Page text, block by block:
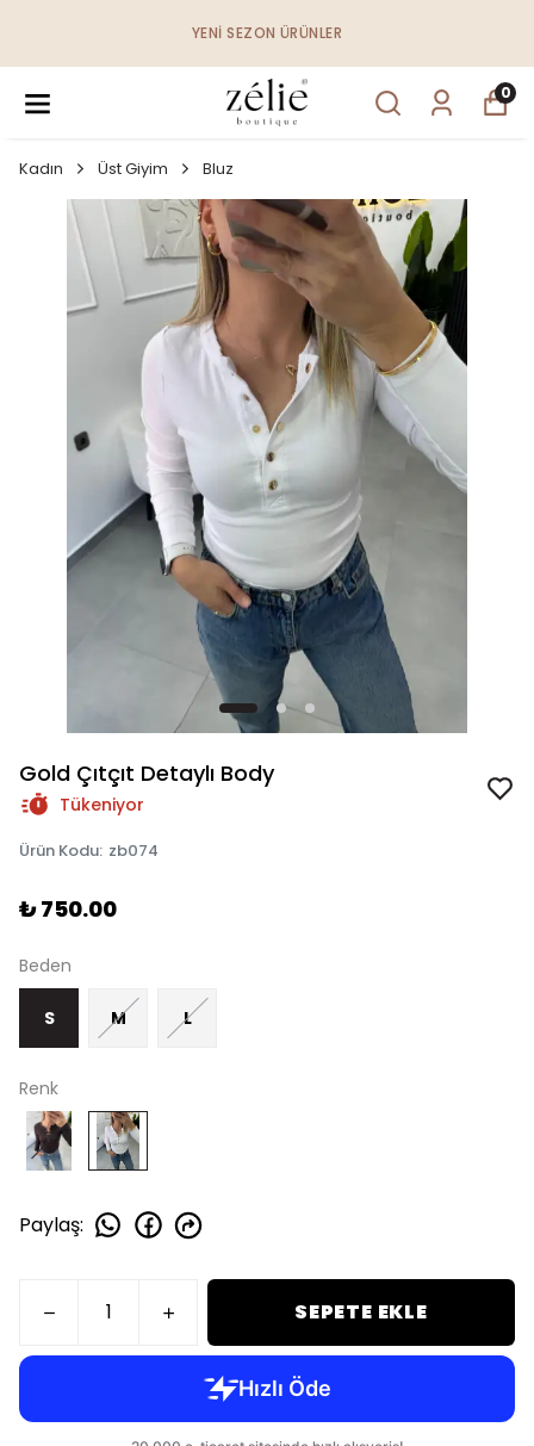
YENI SEZON ÜRÜNLER
0
Kadın Üst Giyim Bluz
Gold Çıtçıt Detaylı Body
Tükeniyor
Ürün Kodu: zb074
₺ 750.00
Beden
S M L
Renk
Paylaş:
SEPETE EKLE